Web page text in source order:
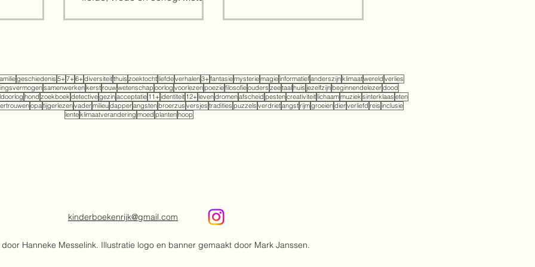
geschiedenis 5+7+6+diversiteitthuis zoektochtliefdeverhalen3+fantasiemysteriemagieinformatiefanderszijnklimaatwereld verlies
samenwerkenkerstrouwwetenschap oorlog voorlezenpoeziefilosofieouders zeetaalhuis jezelfzijnbeginnendelezerdood
hond zoekboek detectivegezinacceptatie 11+identiteit 12+levendromenafscheid pestencreativiteitlichaammuziek sinterklaas eten
opatijgerlezenvadermilieudapperangstenbroerzus versjes tradities puzzels verdrietangstrijmgroeiendierverliefd reis inclusie
lenteklimaatverandering moed plantenhoop
kinderboekenrijk@gmail.com
Hanneke Messelink. Illustratie logo en banner gemaakt door Mark Janssen.